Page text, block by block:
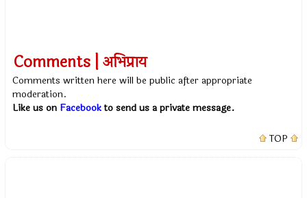
Comments | अभिप्राय
Comments written here will be public after appropriate
moderation.
Like us on Facebookto send us a private message.
TOP